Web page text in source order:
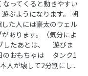
なってくると動きやすい
ぶようになります。 朝
た人には豪太のウェル
あります。（気分によ
したあとは、 遊びま
のおもちゃは タンク1
人が壊して2分割にし...